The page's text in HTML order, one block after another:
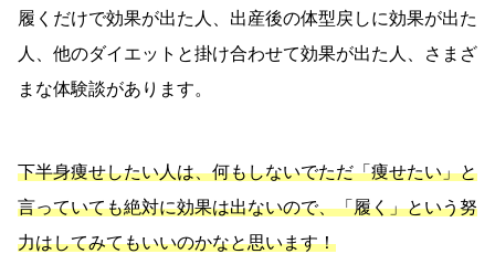
履くだけで効果が出た人、出産後の体型戻しに効果が出た
人、他のダイエットと掛け合わせて効果が出た人、さまざ
まな体験談があります。
下半身痩せしたい人は、何もしないでただ「痩せたい」と
言っていても絶対に効果は出ないので、「履く」という努
力はしてみてもいいのかなと思います！